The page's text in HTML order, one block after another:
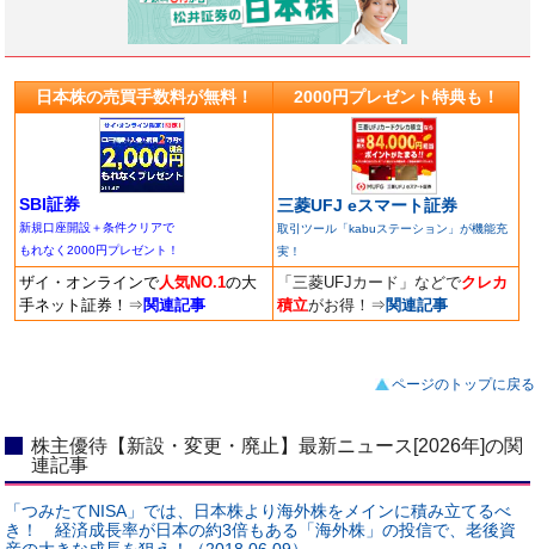
日本株の売買手数料が無料！ 2000円プレゼント特典も！
SBI証券
新規口座開設＋条件クリアで
もれなく2000円プレゼント！
三菱UFJ eスマート証券
取引ツール「kabuステーション」が機能充
実！
ザイ・オンラインで人気NO.1の大
手ネット証券！ ⇒ 関連記事
「三菱UFJカード」などでクレカ
積立がお得！ ⇒ 関連記事
ページのトップに戻る
株主優待【新設・変更・廃止】最新ニュース[2026年]の関
連記事
「つみたてNISA」では、日本株より海外株をメインに積み立てるべ
き！ 経済成長率が日本の約3倍もある「海外株」の投信で、老後資